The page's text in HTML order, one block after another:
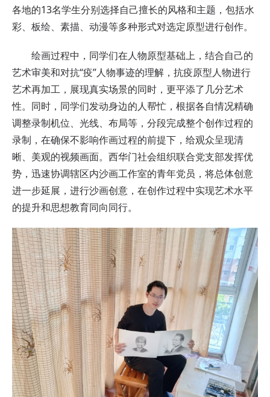
各地的13名学生分别选择自己擅长的风格和主题，包括水
彩、板绘、素描、动漫等多种形式对选定原型进行创作。
绘画过程中，同学们在人物原型基础上，结合自己的
艺术审美和对抗“疫”人物事迹的理解，抗疫原型人物进行
艺术再加工，展现真实场景的同时，更平添了几分艺术
性。同时，同学们发动身边的人帮忙，根据各自情况精确
调整录制机位、光线、布局等，分段完成整个创作过程的
录制，在确保不影响作画过程的前提下，给观众呈现清
晰、美观的视频画面。西华门社会组织联合党支部发挥优
势，迅速协调辖区内沙画工作室的青年党员，将总体创意
进一步延展，进行沙画创意，在创作过程中实现艺术水平
的提升和思想教育同向同行。